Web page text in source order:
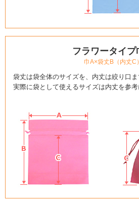
フラワータイプ
巾A×袋丈B（内丈C）
袋丈は袋全体のサイズを、内丈は絞り口ま
実際に袋として使えるサイズは内丈を参考